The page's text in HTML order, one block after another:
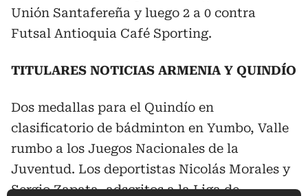
Unión Santafereña y luego 2 a 0 contra
Futsal Antioquia Café Sporting.
TITULARES NOTICIAS ARMENIA Y QUINDÍO
Dos medallas para el Quindío en
clasificatorio de bádminton en Yumbo, Valle
rumbo a los Juegos Nacionales de la
Juventud. Los deportistas Nicolás Morales y
Sergio Zapata, adscritos a la Liga de